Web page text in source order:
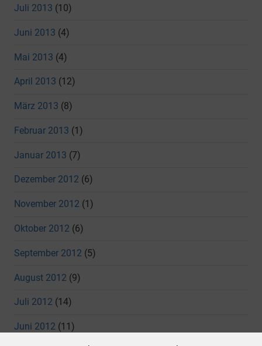
Juli 2013 (10)
Juni 2013 (4)
Mai 2013 (4)
April 2013 (12)
März 2013 (8)
Februar 2013 (1)
Januar 2013 (7)
Dezember 2012 (6)
November 2012 (1)
Oktober 2012 (6)
September 2012 (5)
August 2012 (9)
Juli 2012 (14)
Juni 2012 (11)